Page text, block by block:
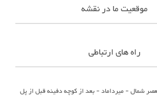
موقعیت ما در نقشه
راه های ارتباطی
شمال - میرداماد - بعد از کوچه دفینه قبل از پل